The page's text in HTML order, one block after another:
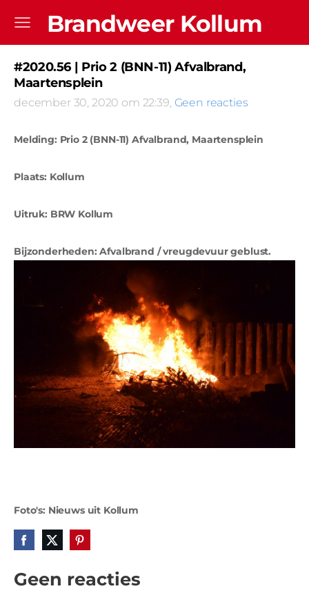
Brandweer Kollum
#2020.56 | Prio 2 (BNN-11) Afvalbrand,
Maartensplein
december 30, 2020 om 22:39, Geen reacties
Melding: Prio 2 (BNN-11) Afvalbrand, Maartensplein
Plaats: Kollum
Uitruk: BRW Kollum
Bijzonderheden: Afvalbrand / vreugdevuur geblust.
Foto's: Nieuws uit Kollum
Geen reacties